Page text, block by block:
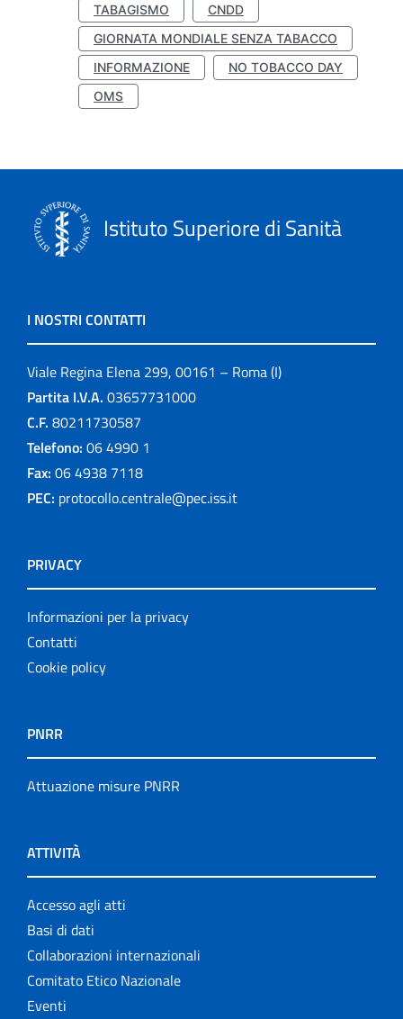
TABAGISMO
CNDD
GIORNATA MONDIALE SENZA TABACCO
INFORMAZIONE
NO TOBACCO DAY
OMS
Istituto Superiore di Sanità
I NOSTRI CONTATTI
Viale Regina Elena 299, 00161 – Roma (I)
Partita I.V.A. 03657731000
C.F. 80211730587
Telefono: 06 4990 1
Fax: 06 4938 7118
PEC: protocollo.centrale@pec.iss.it
PRIVACY
Informazioni per la privacy
Contatti
Cookie policy
PNRR
Attuazione misure PNRR
ATTIVITÀ
Accesso agli atti
Basi di dati
Collaborazioni internazionali
Comitato Etico Nazionale
Eventi